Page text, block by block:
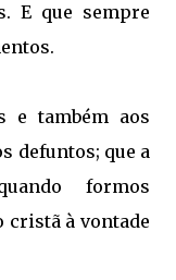
E que sempre
e também aos
defuntos; que a
formos
cristã à vontade